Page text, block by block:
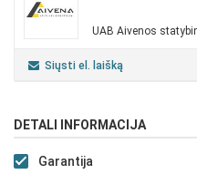
UAB Aivenos
Siųsti el. laišką
DETALI INFORMACIJA
Garantija